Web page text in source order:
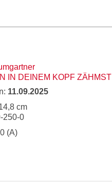
IN DEINEM KOPF ZÄHMST
11.09.2025
cm
250-0
(A)